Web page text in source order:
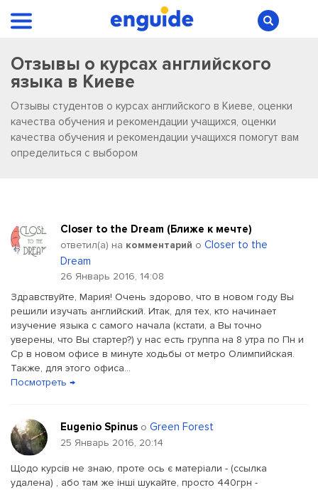
Отзывы о курсах английского
языка в Киеве
Отзывы студентов о курсах английского в Киеве, оценки
качества обучения и рекомендации учащихся, оценки
качества обучения и рекомендации учащихся помогут вам
определиться с выбором
Closer to the Dream (Ближе к мечте)
ответил(a) на комментарий о Closer to the
Dream
26 Январь 2016, 14:08
Здравствуйте, Мария! Очень здорово, что в новом году Вы
решили изучать английский. Итак, для тех, кто начинает
изучение языка с самого начала (кстати, а Вы точно
уверены, что Вы стартер?) у нас есть группа на 8 утра по Пн и
Ср в новом офисе в минуте ходьбы от метро Олимпийская.
Также, для этого офиса...
Посмотреть →
Eugenio Spinus о Green Forest
25 Январь 2016, 20:14
Щодо курсів не знаю, проте ось є матеріали - (ссылка
удалена) , або там же інші шукайте, просто 440грн -